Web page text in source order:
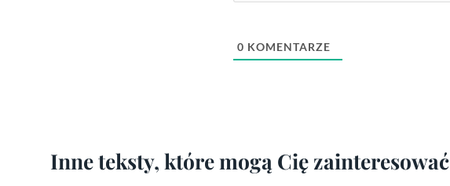
0 KOMENTARZE
Inne teksty, które mogą Cię zainteresować